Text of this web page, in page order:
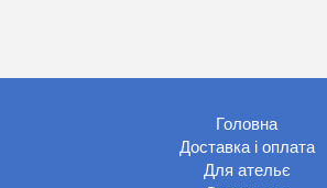
Головна
Доставка і оплата
Для ательє